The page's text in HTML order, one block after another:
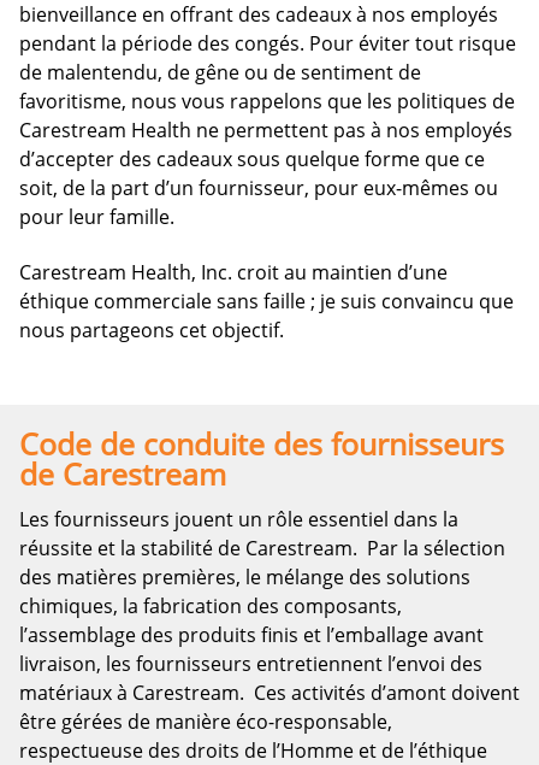
bienveillance en offrant des cadeaux à nos employés
pendant la période des congés. Pour éviter tout risque
de malentendu, de gêne ou de sentiment de
favoritisme, nous vous rappelons que les politiques de
Carestream Health ne permettent pas à nos employés
d’accepter des cadeaux sous quelque forme que ce
soit, de la part d’un fournisseur, pour eux-mêmes ou
pour leur famille.
Carestream Health, Inc. croit au maintien d’une
éthique commerciale sans faille ; je suis convaincu que
nous partageons cet objectif.
Code de conduite des fournisseurs
de Carestream
Les fournisseurs jouent un rôle essentiel dans la
réussite et la stabilité de Carestream. Par la sélection
des matières premières, le mélange des solutions
chimiques, la fabrication des composants,
l’assemblage des produits finis et l’emballage avant
livraison, les fournisseurs entretiennent l’envoi des
matériaux à Carestream. Ces activités d’amont doivent
être gérées de manière éco-responsable,
respectueuse des droits de l’Homme et de l’éthique